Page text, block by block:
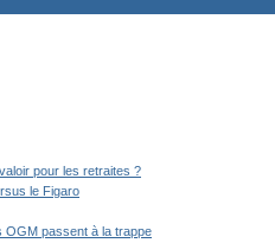
pour les retraites ?
le Figaro
OGM passent à la trappe